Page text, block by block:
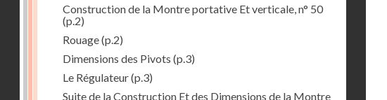
Construction de la Montre portative Et verticale, n° 50
(p.2)
Rouage(p.2)
Dimensions des Pivots (p.3)
Le Régulateur(p.3)
Suite de la Construction Et des Dimensions de la Montre